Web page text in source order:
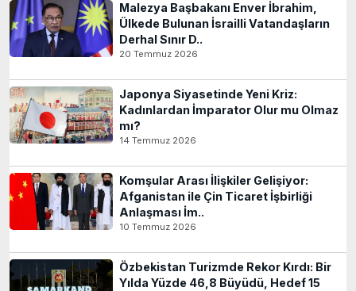
Malezya Başbakanı Enver İbrahim,
Ülkede Bulunan İsrailli Vatandaşların
Derhal Sınır D..
20 Temmuz 2026
Japonya Siyasetinde Yeni Kriz:
Kadınlardan İmparator Olur mu Olmaz
mı?
14 Temmuz 2026
Komşular Arası İlişkiler Gelişiyor:
Afganistan ile Çin Ticaret İşbirliği
Anlaşması İm..
10 Temmuz 2026
Özbekistan Turizmde Rekor Kırdı: Bir
Yılda Yüzde 46,8 Büyüdü, Hedef 15